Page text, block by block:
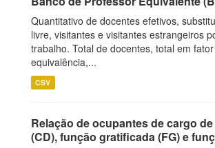
Quantitativo de docentes efetivos,
livre, visitantes e visitantes estrangeiros
trabalho. Total de docentes, total em
equivalência,...
CSV
Relação de ocupantes de cargo
(CD), função gratificada (FG) e